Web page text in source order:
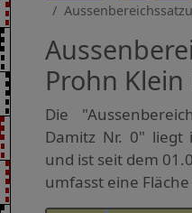
Prohn
Die
Damitz Nr. 0" liegt
und ist seit dem
umfasst eine